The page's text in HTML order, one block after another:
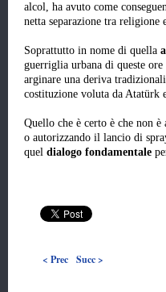
alcol, ha avuto come
netta separazione tra religione
Soprattutto in nome di quella
guerriglia urbana di queste
arginare una deriva
costituzione voluta da Atatürk
Quello che è certo è che non
o autorizzando il lancio di
quel dialogo fondamentale
< Prec Succ >